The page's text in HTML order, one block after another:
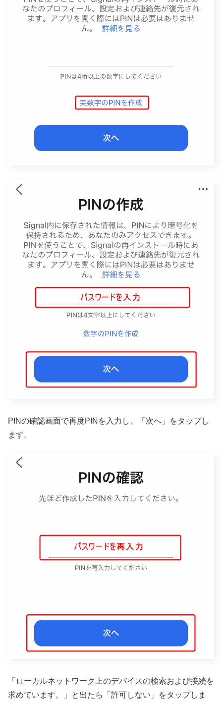
PINの確認画面で再度PINを入力し、「次へ」をタップし
ます。
「ローカルネットワーク上のデバイスの検索および接続を
求めています。」と出たら「許可しない」をタップしま